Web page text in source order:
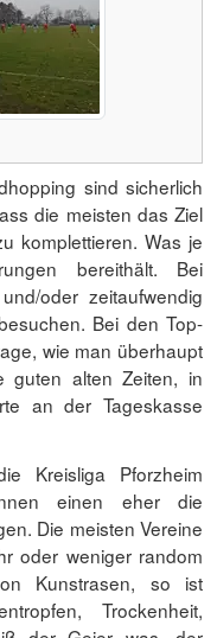
sind sicherlich
die meisten das Ziel
komplettieren. Was je
bereithält. Bei
oder zeitaufwendig
Bei den Top-
wie man überhaupt
guten alten Zeiten, in
an der Tageskasse
Kreisliga Pforzheim
einen eher die
Die meisten Vereine
oder weniger random
Kunstrasen, so ist
Trockenheit,